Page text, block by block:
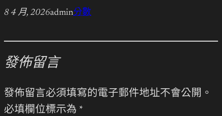
8 4 月, 2026admin分數
發佈留言
發佈留言必須填寫的電子郵件地址不會公開。
必填欄位標示為 *